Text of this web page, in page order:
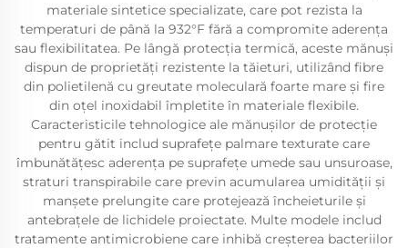
materiale sintetice specializate, care pot rezista la
temperaturi de până la 932°F fără a compromite aderența
sau flexibilitatea. Pe lângă protecția termică, aceste mănuși
dispun de proprietăți rezistente la tăieturi, utilizând fibre
din polietilenă cu greutate moleculară foarte mare și fire
din oțel inoxidabil împletite în materiale flexibile.
Caracteristicile tehnologice ale mănușilor de protecție
pentru gătit includ suprafețe palmare texturate care
îmbunătățesc aderența pe suprafețe umede sau unsuroase,
straturi transpirabile care previn acumularea umidității și
manșete prelungite care protejează încheieturile și
antebrațele de lichidele proiectate. Multe modele includ
tratamente antimicrobiene care inhibă creșterea bacteriilor